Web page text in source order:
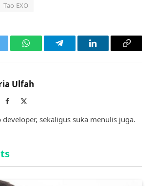
Tao EXO
WhatsAppTelegramLinkedInCopy
Ulfah
Facebook
developer, sekaligus suka menulis juga.